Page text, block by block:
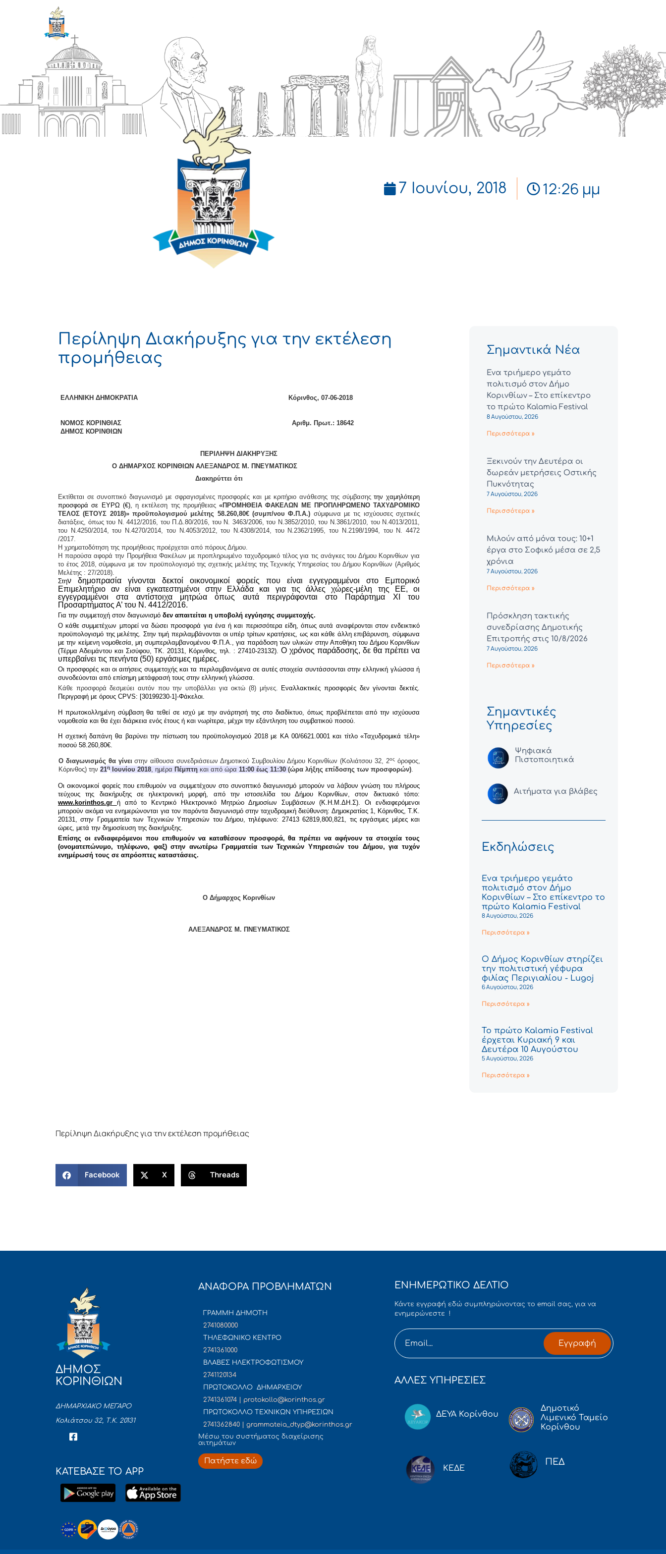
7 Ιουνίου, 2018 12:26 μμ
Περίληψη Διακήρυξης για την εκτέλεση
προμήθειας
ΕΛΛΗΝΙΚΗ ΔΗΜΟΚΡΑΤΙΑ Κόρινθος, 07-06-2018
ΝΟΜΟΣ ΚΟΡΙΝΘΙΑΣ Αριθμ. Πρωτ.: 18642
ΔΗΜΟΣ ΚΟΡΙΝΘΙΩΝ
ΠΕΡΙΛΗΨΗ ΔΙΑΚΗΡΥΞΗΣ
Ο ΔΗΜΑΡΧΟΣ ΚΟΡΙΝΘΙΩΝ ΑΛΕΞΑΝΔΡΟΣ Μ. ΠΝΕΥΜΑΤΙΚΟΣ
Διακηρύττει ότι
Εκτίθεται σε συνοπτικό διαγωνισμό με σφραγισμένες προσφορές και με κριτήριο ανάθεσης της σύμβασηςτην χαμηλότερη
προσφοράσε ΕΥΡΩ (€), η εκτέλεση της προμήθειας «ΠΡΟΜΗΘΕΙΑ ΦΑΚΕΛΩΝ ΜΕ ΠΡΟΠΛΗΡΩΜΕΝΟ ΤΑΧΥΔΡΟΜΙΚΟ
ΤΕΛΟΣ (ΕΤΟΥΣ 2018)» προϋπολογισμού μελέτης 58.260,80€(συμπ/νου Φ.Π.Α.) σύμφωνα με τις ισχύουσες σχετικές
διατάξεις, όπωςτου Ν. 4412/2016, του Π.Δ.80/2016, του Ν. 3463/2006, του Ν.3852/2010, του N.3861/2010, του Ν.4013/2011,
του Ν. 4250/2014, του Ν.4270/2014, του Ν. 4053/2012, του Ν.4308/2014, του Ν.2362/1995, του Ν.2198/1994, του Ν. 4472
/2017.
Η χρηματοδότηση της προμήθειας προέρχεται από πόρους Δήμου.
Η παρούσα αφορά την ΠρομήθειαΦακέλων με προπληρωμένο ταχυδρομικό τέλος για τις ανάγκες του Δήμου Κορινθίων για
το έτος 2018, σύμφωνα με τον προϋπολογισμό της σχετικής μελέτης της Τεχνικής Υπηρεσίας του Δήμου Κορινθίων (Αριθμός
Μελέτης : 27/2018).
Στην δημοπρασία γίνονται δεκτοί οικονομικοί φορείς που είναι εγγεγραμμένοι στο
Εμπορικό
Επιμελητήριοαν είναι εγκατεστημένοι στην Ελλάδα και για τις άλλες χώρες-μέλη της ΕΕ, οι
εγγεγραμμένοι στα αντίστοιχα μητρώα όπως αυτά περιγράφονται στο Παράρτημα XI του
Προσαρτήματος Α’ του Ν. 4412/2016.
Για την συμμετοχή στον διαγωνισμό δεν απαιτείται η υποβολή εγγύησης συμμετοχής.
Ο κάθε συμμετέχων μπορεί να δώσει προσφορά για ένα ή και περισσότερα είδη, όπως αυτά αναφέρονται στον ενδεικτικό
προϋπολογισμό της μελέτης. Στην τιμή περιλαμβάνονται οι υπέρ τρίτων κρατήσεις, ως και κάθε άλλη επιβάρυνση, σύμφωνα
με την κείμενη νομοθεσία, μη συμπεριλαμβανομένου Φ.Π.Α., για παράδοση των υλικών στην Αποθήκη του Δήμου Κορινθίων
(Τέρμα Αδειμάντου και Σισύφου, ΤΚ. 20131, Κόρινθος, τηλ. : 27410-23132). Ο χρόνος παράδοσης, δε θα πρέπει να
υπερβαίνει τις πενήντα (50) εργάσιμες ημέρες.
Οι προσφορές και οι αιτήσεις συμμετοχής και τα περιλαμβανόμενα σε αυτές στοιχεία συντάσσονται στηνελληνική γλώσσα ή
συνοδεύονται από επίσημη μετάφρασή τους στην ελληνική γλώσσα.
Κάθε προσφορά δεσμεύει αυτόν που την υποβάλλει γιαοκτώ (8) μήνες. Εναλλακτικές προσφορές δεν γίνονται δεκτές.
Περιγραφή με όρους CPVS: [30199230-1]-Φάκελοι.
Η πρωτοκολλημένη σύμβαση θα τεθεί σε ισχύ με την ανάρτησή της στο διαδίκτυο, όπως προβλέπεται από την ισχύουσα
νομοθεσία και θα έχει διάρκεια ενός έτους ή και νωρίτερα, μέχρι την εξάντληση του συμβατικού ποσού.
Η σχετική δαπάνη θα βαρύνει την πίστωση του προϋπολογισμού 2018 με ΚΑ 00/6621.0001 και τίτλο «Ταχυδρομικά τέλη»
ποσού 58.260,80€.
Ο διαγωνισμός θα γίνει στην αίθουσα συνεδριάσεων Δημοτικού Συμβουλίου Δήμου Κορινθίων (Κολιάτσου 32, 2οςόροφος,
Κόρινθος) την 21η Ιουνίου 2018, ημέρα Πέμπτηκαι από ώρα 11:00 έως 11:30 (ώρα λήξης επίδοσης των προσφορών).
Οι οικονομικοί φορείς που επιθυμούν να συμμετέχουν στο συνοπτικό διαγωνισμό μπορούν να λάβουν γνώση του πλήρους
τεύχους της διακήρυξης σε ηλεκτρονική μορφή, από την ιστοσελίδα του Δήμου Κορινθίων, στον δικτυακό τόπο:
www. korinthos.gr ή απότο Κεντρικό Ηλεκτρονικό Μητρώο Δημοσίων Συμβάσεων (Κ.Η.Μ.ΔΗ.Σ).
Οι ενδιαφερόμενοι
μπορούν ακόμα να ενημερώνονται για τον παρόντα διαγωνισμό στην ταχυδρομική διεύθυνση: Δημοκρατίας 1, Κόρινθος, Τ.Κ.
20131, στην Γραμματεία των Τεχνικών Υπηρεσιών του Δήμου, τηλέφωνο: 27413 62819,800,821, τις εργάσιμες μέρες και
ώρες, μετά την δημοσίευση της διακήρυξης.
Επίσης οι ενδιαφερόμενοι που επιθυμούν να καταθέσουν προσφορά, θα πρέπει να αφήνουν τα στοιχεία τους
(ονοματεπώνυμο, τηλέφωνο, φαξ) στην ανωτέρω
Γραμματεία των Τεχνικών Υπηρεσιών του Δήμου, για τυχόν
ενημέρωσή τους σε απρόοπτες καταστάσεις.
Ο Δήμαρχος Κορινθίων
ΑΛΕΞΑΝΔΡΟΣ Μ. ΠΝΕΥΜΑΤΙΚΟΣ
Σημαντικά Νέα
Ένα τριήμερο γεμάτο
πολιτισμό στον Δήμο
Κορινθίων – Στο επίκεντρο
το πρώτο Kalamia Festival
8 Αυγούστου, 2026
Περισσότερα »
Ξεκινούν την Δευτέρα οι
δωρεάν μετρήσεις Οστικής
Πυκνότητας
7 Αυγούστου, 2026
Περισσότερα »
Μιλούν από μόνα τους: 10+1
έργα στο Σοφικό μέσα σε 2,5
χρόνια
7 Αυγούστου, 2026
Περισσότερα »
Πρόσκληση τακτικής
συνεδρίασης Δημοτικής
Επιτροπής στις 10/8/2026
7 Αυγούστου, 2026
Περισσότερα »
Σημαντικές
Υπηρεσίες
Ψηφιακά
Πιστοποιητικά
Αιτήματα για βλάβες
Εκδηλώσεις
Ένα τριήμερο γεμάτο
πολιτισμό στον Δήμο
Κορινθίων – Στο επίκεντρο το
πρώτο Kalamia Festival
8 Αυγούστου, 2026
Περισσότερα »
Ο Δήμος Κορινθίων στηρίζει
την πολιτιστική γέφυρα
φιλίας Περιγιαλίου - Lugoj
6 Αυγούστου, 2026
Περισσότερα »
Το πρώτο Kalamia Festival
έρχεται Κυριακή 9 και
Δευτέρα 10 Αυγούστου
5 Αυγούστου, 2026
Περισσότερα »
Περίληψη Διακήρυξης για την εκτέλεση προμήθειας
Facebook X Threads
ΔΗΜΟΣ
ΚΟΡΙΝΘΙΩΝ
ΔΗΜΑΡΧΙΑΚΟ ΜΕΓΑΡΟ
Κολιάτσου 32, Τ.Κ. 20131
ΚΑΤΕΒΑΣΕ ΤΟ APP
ΑΝΑΦΟΡΑ ΠΡΟΒΛΗΜΑΤΩΝ
ΓΡΑΜΜΗ ΔΗΜΟΤΗ
2741080000
ΤΗΛΕΦΩΝΙΚΟ ΚΕΝΤΡΟ
2741361000
ΒΛΑΒΕΣ ΗΛΕΚΤΡΟΦΩΤΙΣΜΟΥ
2741120134
ΠΡΩΤΟΚΟΛΛΟ ΔΗΜΑΡΧΕΙΟΥ
2741361074 | protokollo@korinthos.gr
ΠΡΩΤΟΚΟΛΛΟ ΤΕΧΝΙΚΩΝ ΥΠΗΡΕΣΙΩΝ
2741362840 | grammateia_dtyp@korinthos.gr
Mέσω του συστήματος διαχείρισης
αιτημάτων
Πατήστε εδώ
ΕΝΗΜΕΡΩΤΙΚΟ ΔΕΛΤΙΟ
Κάντε εγγραφή εδώ συμπληρώνοντας το email σας, για να
ενημερώνεστε !
Εγγραφή
ΑΛΛΕΣ ΥΠΗΡΕΣΙΕΣ
ΔΕΥΑ Κορίνθου
Δημοτικό
Λιμενικό Ταμείο
Κορίνθου
ΚΕΔΕ
ΠΕΔ